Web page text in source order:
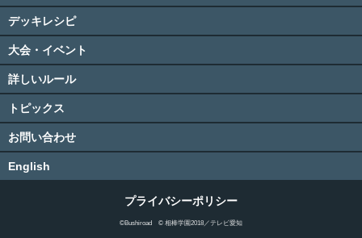
デッキレシピ
大会・イベント
詳しいルール
トピックス
お問い合わせ
English
プライバシーポリシー
©Bushiroad © 相棒学園2018／テレビ愛知